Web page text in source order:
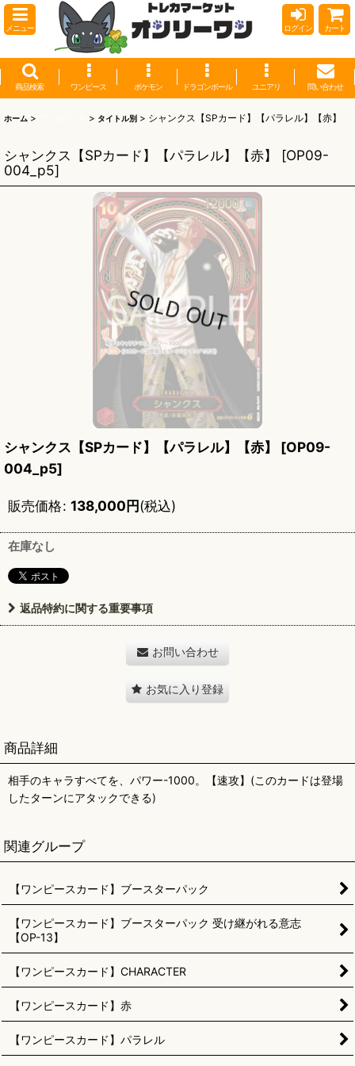
メニュー ログイン カート
商品検索 ワンピース ポケモン ドラゴンボール ユニアリ 問い合わせ
ホーム > > タイトル別 > シャンクス【SPカード】【パラレル】【赤】
シャンクス【SPカード】【パラレル】【赤】 [OP09-
004_p5]
シャンクス【SPカード】【パラレル】【赤】 [OP09-
004_p5]
販売価格: 138,000円(税込)
在庫なし
返品特約に関する重要事項
お問い合わせ
お気に入り登録
商品詳細
相手のキャラすべてを、パワー-1000。【速攻】(このカードは登場
したターンにアタックできる)
関連グループ
【ワンピースカード】ブースターパック
【ワンピースカード】ブースターパック 受け継がれる意志
【OP-13】
【ワンピースカード】CHARACTER
【ワンピースカード】赤
【ワンピースカード】パラレル